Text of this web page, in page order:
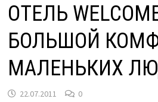
ОТЕЛЬ
БОЛЬШОЙ
МАЛЕНЬКИХ
22.07.2011 0